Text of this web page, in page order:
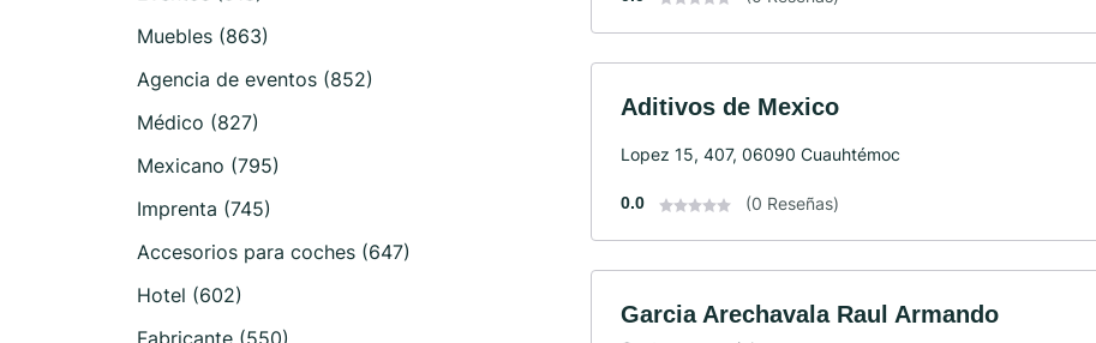
Muebles (863)
Agencia de eventos (852)
Médico (827)
Mexicano (795)
Imprenta (745)
Accesorios para coches (647)
Hotel (602)
Fabricante (550)
Aditivos de Mexico
Lopez 15, 407, 06090 Cuauhtémoc
0.0 (0 Reseñas)
Garcia Arechavala Raul Armando